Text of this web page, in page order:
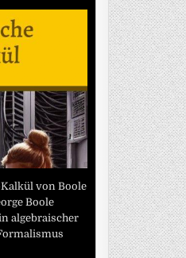
Kalkül von Boole
Boole
algebraischer